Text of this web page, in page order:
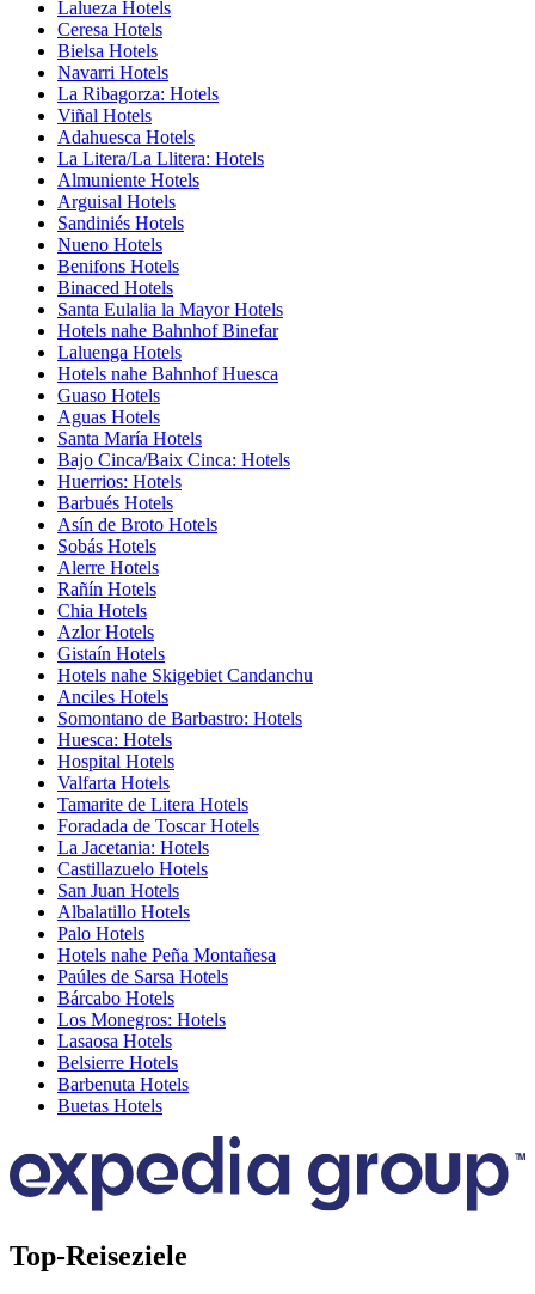
Lalueza Hotels
Ceresa Hotels
Bielsa Hotels
Navarri Hotels
La Ribagorza: Hotels
Viñal Hotels
Adahuesca Hotels
La Litera/La Llitera: Hotels
Almuniente Hotels
Arguisal Hotels
Sandiniés Hotels
Nueno Hotels
Benifons Hotels
Binaced Hotels
Santa Eulalia la Mayor Hotels
Hotels nahe Bahnhof Binefar
Laluenga Hotels
Hotels nahe Bahnhof Huesca
Guaso Hotels
Aguas Hotels
Santa María Hotels
Bajo Cinca/Baix Cinca: Hotels
Huerrios: Hotels
Barbués Hotels
Asín de Broto Hotels
Sobás Hotels
Alerre Hotels
Rañín Hotels
Chia Hotels
Azlor Hotels
Gistaín Hotels
Hotels nahe Skigebiet Candanchu
Anciles Hotels
Somontano de Barbastro: Hotels
Huesca: Hotels
Hospital Hotels
Valfarta Hotels
Tamarite de Litera Hotels
Foradada de Toscar Hotels
La Jacetania: Hotels
Castillazuelo Hotels
San Juan Hotels
Albalatillo Hotels
Palo Hotels
Hotels nahe Peña Montañesa
Paúles de Sarsa Hotels
Bárcabo Hotels
Los Monegros: Hotels
Lasaosa Hotels
Belsierre Hotels
Barbenuta Hotels
Buetas Hotels
Top-Reiseziele